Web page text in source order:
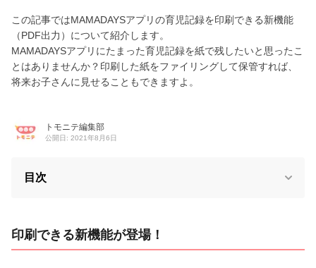
この記事ではMAMADAYSアプリの育児記録を印刷できる新機能
（PDF出力）について紹介します。
MAMADAYSアプリにたまった育児記録を紙で残したいと思ったこ
とはありませんか？印刷した紙をファイリングして保管すれば、
将来お子さんに見せることもできますよ。
トモニテ編集部
公開日: 2021年8月6日
目次
印刷できる新機能が登場！